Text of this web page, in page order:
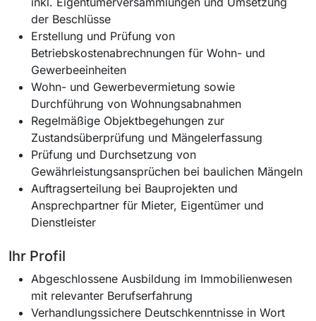
der Beschlüsse
Erstellung und Prüfung von
Betriebskostenabrechnungen für Wohn- und
Gewerbeeinheiten
Wohn- und Gewerbevermietung sowie
Durchführung von Wohnungsabnahmen
Regelmäßige Objektbegehungen zur
Zustandsüberprüfung und Mängelerfassung
Prüfung und Durchsetzung von
Gewährleistungsansprüchen bei baulichen Mängeln
Auftragserteilung bei Bauprojekten und
Ansprechpartner für Mieter, Eigentümer und
Dienstleister
Ihr Profil
Abgeschlossene Ausbildung im Immobilienwesen
mit relevanter Berufserfahrung
Verhandlungssichere Deutschkenntnisse in Wort